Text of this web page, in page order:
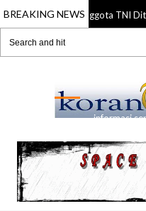
BREAKING NEWS
21 Jul 2026 Anggota TNI
informasi